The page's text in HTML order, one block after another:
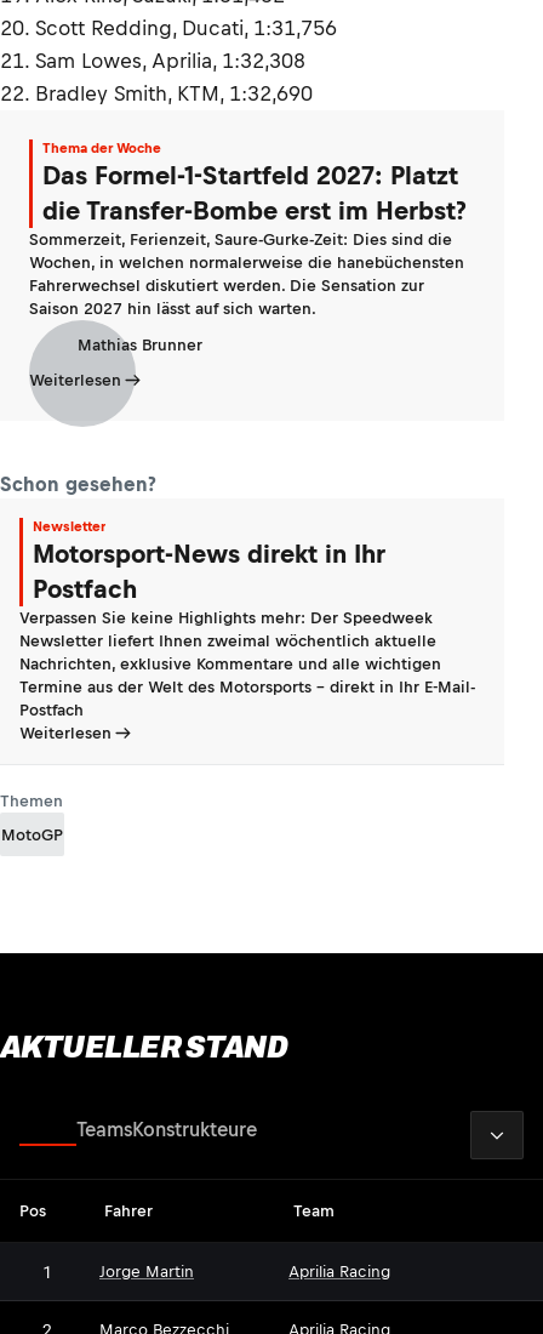
20. Scott Redding, Ducati, 1:31,756
21. Sam Lowes, Aprilia, 1:32,308
22. Bradley Smith, KTM, 1:32,690
Thema der Woche
Das Formel-1-Startfeld 2027: Platzt
die Transfer-Bombe erst im Herbst?
Sommerzeit, Ferienzeit, Saure-Gurke-Zeit: Dies sind die
Wochen, in welchen normalerweise die hanebüchensten
Fahrerwechsel diskutiert werden. Die Sensation zur
Saison 2027 hin lässt auf sich warten.
Mathias Brunner
Weiterlesen
Schon gesehen?
Newsletter
Motorsport-News direkt in Ihr
Postfach
Verpassen Sie keine Highlights mehr: Der Speedweek
Newsletter liefert Ihnen zweimal wöchentlich aktuelle
Nachrichten, exklusive Kommentare und alle wichtigen
Termine aus der Welt des Motorsports - direkt in Ihr E-Mail-
Postfach
Weiterlesen
Themen
MotoGP
AKTUELLER STAND
TeamsKonstrukteure
Pos Fahrer Team
1 Jorge Martin Aprilia Racing
Marco Bezzecchi Aprilia Racing